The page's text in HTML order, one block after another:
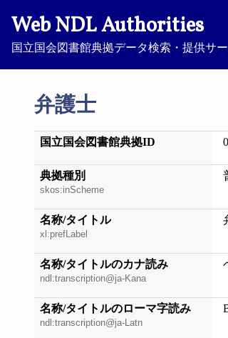
Web NDL Authorities
国立国会図書館典拠データ検索・提供サ
弁護士
国立国会図書館典拠ID
典拠種別
skos:inScheme
名称/タイトル
xl:prefLabel
名称/タイトルのカナ読み
ndl:transcription@ja-Kana
名称/タイトルのローマ字読み
ndl:transcription@ja-Latn